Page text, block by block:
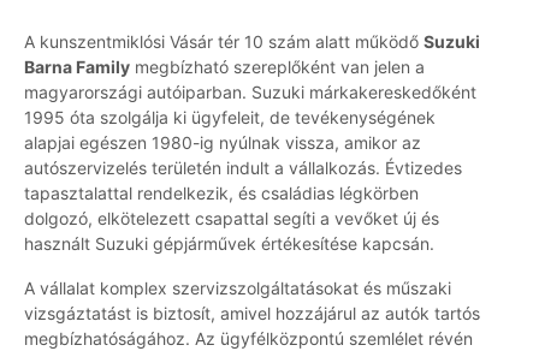
A kunszentmiklósi Vásár tér 10 szám alatt működő Suzuki
Barna Family megbízható szereplőként van jelen a
magyarországi autóiparban. Suzuki márkakereskedőként
1995 óta szolgálja ki ügyfeleit, de tevékenységének
alapjai egészen 1980-ig nyúlnak vissza, amikor az
autószervizelés területén indult a vállalkozás. Évtizedes
tapasztalattal rendelkezik, és családias légkörben
dolgozó, elkötelezett csapattal segíti a vevőket új és
használt Suzuki gépjárművek értékesítése kapcsán.
A vállalat komplex szervizszolgáltatásokat és műszaki
vizsgáztatást is biztosít, amivel hozzájárul az autók tartós
megbízhatóságához. Az ügyfélközpontú szemlélet révén